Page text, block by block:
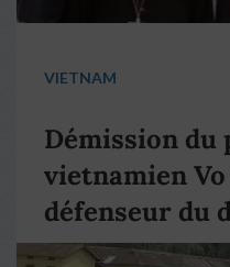
VIETNAM
Démission du
vietnamien
défenseur du
pape François